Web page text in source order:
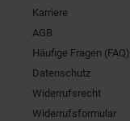
Karriere
AGB
Häufige Fragen (FAQ)
Datenschutz
Widerrufsrecht
Widerrufsformular